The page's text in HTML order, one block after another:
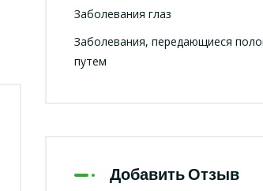
Заболевания глаз
Заболевания, передающиеся
путем
Добавить Отзыв